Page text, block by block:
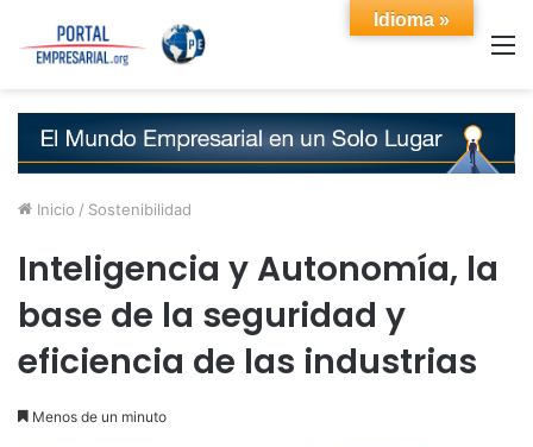
Inicio / Sostenibilidad
Inteligencia y Autonomía, la
base de la seguridad y
eficiencia de las industrias
Menos de un minuto
Idioma »